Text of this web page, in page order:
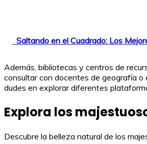
Saltando en el Cuadrado: Los
Además, bibliotecas y centros de
consultar con docentes de geografía o
dudes en explorar diferentes
Explora los
Descubre la belleza natural de los